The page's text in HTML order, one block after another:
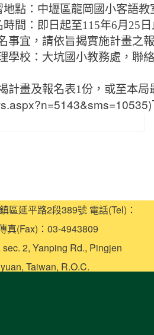
地點：中壢區龍岡國小客語教
時間：即日起至115年6月25
事宜，請依旨揭實施計畫之
學校：大坑國小教務處，聯
計畫及報名表1份，或至本局
區延平路2段389號 電話(Tel)：
真(Fax)：03-4943809
2, Yanping Rd., Pingjen
Taiwan, R.O.C.